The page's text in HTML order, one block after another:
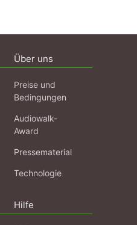
Über uns
Preise und
Bedingungen
Audiowalk-
Award
Pressematerial
Technologie
Hilfe